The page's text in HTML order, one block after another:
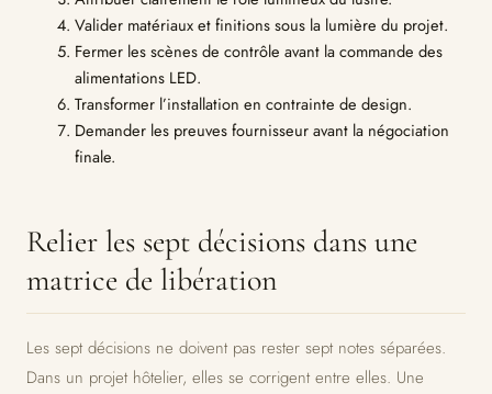
Valider matériaux et finitions sous la lumière du projet.
Fermer les scènes de contrôle avant la commande des
alimentations LED.
Transformer l’installation en contrainte de design.
Demander les preuves fournisseur avant la négociation
finale.
Relier les sept décisions dans une
matrice de libération
Les sept décisions ne doivent pas rester sept notes séparées.
Dans un projet hôtelier, elles se corrigent entre elles. Une